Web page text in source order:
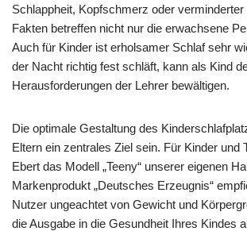
Schlappheit, Kopfschmerz oder
Fakten betreffen nicht nur die erwachsene
Auch für Kinder ist erholsamer Schlaf sehr
der Nacht richtig fest schläft, kann als Kind
Herausforderungen der Lehrer bewältigen.
Die optimale Gestaltung des
Eltern ein zentrales Ziel sein. Für Kinder und
Ebert das Modell „Teeny“ unserer eigenen
Markenprodukt „Deutsches Erzeugnis“
Nutzer ungeachtet von Gewicht und
die Ausgabe in die Gesundheit Ihres Kindes